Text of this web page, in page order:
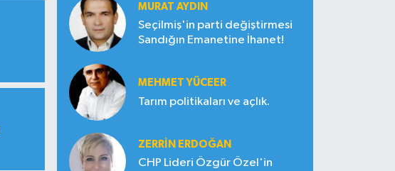
MURAT AYDIN
Seçilmiş'in parti değiştirmesi
Sandığın Emanetine İhanet!
MEHMET YÜCEER
Tarım politikaları ve açlık.
ZERRIN ERDOĞAN
CHP Lideri Özgür Özel'in